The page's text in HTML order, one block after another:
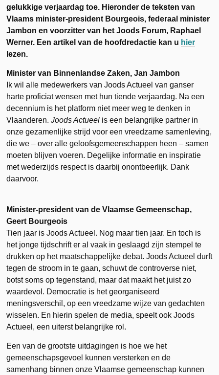
gelukkige verjaardag toe. Hieronder de teksten van
Vlaams minister-president Bourgeois, federaal minister
Jambon en voorzitter van het Joods Forum, Raphael
Werner. Een artikel van de hoofdredactie kan u hier
lezen.
Minister van Binnenlandse Zaken, Jan Jambon
Ik wil alle medewerkers van Joods Actueel van ganser
harte proficiat wensen met hun tiende verjaardag. Na een
decennium is het platform niet meer weg te denken in
Vlaanderen. Joods Actueel is een belangrijke partner in
onze gezamenlijke strijd voor een vreedzame samenleving,
die we – over alle geloofsgemeenschappen heen – samen
moeten blijven voeren. Degelijke informatie en inspiratie
met wederzijds respect is daarbij onontbeerlijk. Dank
daarvoor.
Minister-president van de Vlaamse Gemeenschap,
Geert Bourgeois
Tien jaar is Joods Actueel. Nog maar tien jaar. En toch is
het jonge tijdschrift er al vaak in geslaagd zijn stempel te
drukken op het maatschappelijke debat. Joods Actueel durft
tegen de stroom in te gaan, schuwt de controverse niet,
botst soms op tegenstand, maar dat maakt het juist zo
waardevol. Democratie is het georganiseerd
meningsverschil, op een vreedzame wijze van gedachten
wisselen. En hierin spelen de media, speelt ook Joods
Actueel, een uiterst belangrijke rol.
Een van de grootste uitdagingen is hoe we het
gemeenschapsgevoel kunnen versterken en de
samenhang binnen onze Vlaamse gemeenschap kunnen